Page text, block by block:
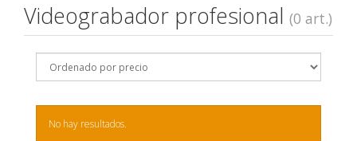
Videograbador profesional (0 art.)
No hay resultados.